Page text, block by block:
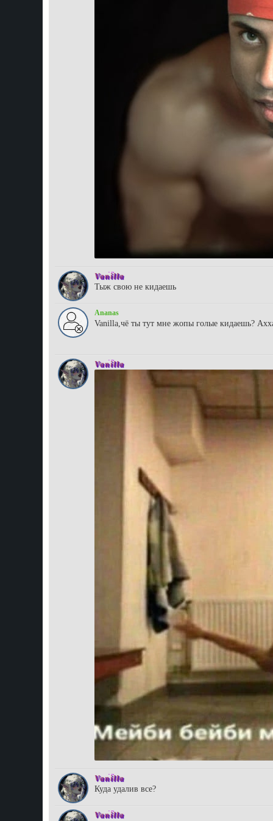
Vanilla
Тыж свою не кидаешь
Ananas
Vanilla,чё ты тут мне жопы голые кидаешь?
Vanilla
Vanilla
Куда удалив все?
Vanilla